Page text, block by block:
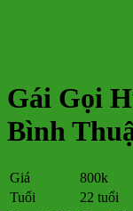
Gái Gọi
Bình
Giá
800k
Tuổi
22 tuổi